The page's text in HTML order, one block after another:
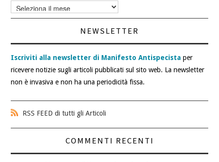
Archivi
articoli
NEWSLETTER
Iscriviti alla newsletter di Manifesto Antispecista per
ricevere notizie sugli articoli pubblicati sul sito web. La newsletter
non è invasiva e non ha una periodicità fissa.
RSS FEED di tutti gli Articoli
COMMENTI RECENTI